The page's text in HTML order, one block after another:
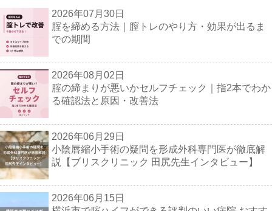
2026年07月30日
腟を締める方法｜膣トレのやり方・効果が出るま
での期間
2026年08月02日
腟の締まりが悪いかセルフチェック｜指2本でわか
る確認法と原因・改善法
2026年06月29日
小陰唇縮小手術の疑問を形成外科専門医が徹底解
説【ブリスクリニック 田尻先生インタビュー】
2026年06月15日